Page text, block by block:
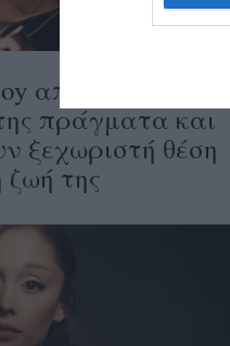
αποκαλύπτει τα
πράγματα και
ξεχωριστή θέση
ζωή της